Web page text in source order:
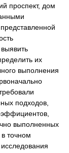
проспект, дом
их
выполнения
подходов,
выполненных
точном